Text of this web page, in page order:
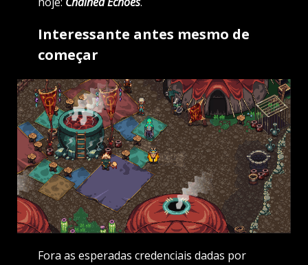
Interessante antes mesmo de
começar
Fora as esperadas credenciais dadas por